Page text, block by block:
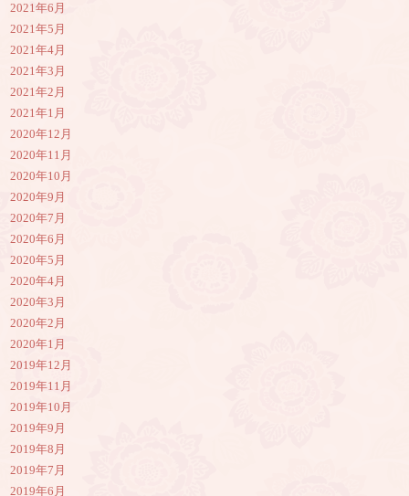
2021年6月
2021年5月
2021年4月
2021年3月
2021年2月
2021年1月
2020年12月
2020年11月
2020年10月
2020年9月
2020年7月
2020年6月
2020年5月
2020年4月
2020年3月
2020年2月
2020年1月
2019年12月
2019年11月
2019年10月
2019年9月
2019年8月
2019年7月
2019年6月